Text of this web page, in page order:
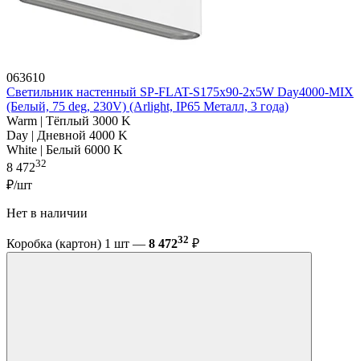
063610
Светильник настенный SP-FLAT-S175x90-2x5W Day4000-MIX
(Белый, 75 deg, 230V) (Arlight, IP65 Металл, 3 года)
Warm | Тёплый 3000 K
Day | Дневной 4000 K
White | Белый 6000 K
8 47232
₽/шт
Нет в наличии
Коробка (картон) 1 шт — 8 47232 ₽